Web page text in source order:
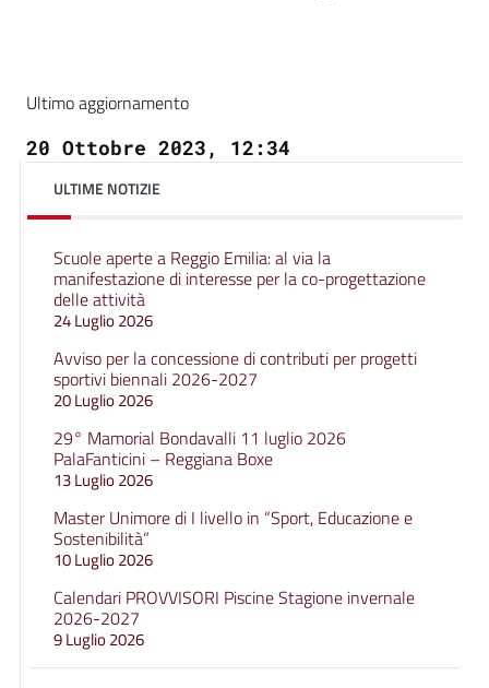
Ultimo aggiornamento
20 Ottobre 2023, 12:34
ULTIME NOTIZIE
Scuole aperte a Reggio Emilia: al via la
manifestazione di interesse per la co-progettazione
delle attività
24 Luglio 2026
Avviso per la concessione di contributi per progetti
sportivi biennali 2026-2027
20 Luglio 2026
29° Mamorial Bondavalli 11 luglio 2026
PalaFanticini – Reggiana Boxe
13 Luglio 2026
Master Unimore di I livello in “Sport, Educazione e
Sostenibilità”
10 Luglio 2026
Calendari PROVVISORI Piscine Stagione invernale
2026-2027
9 Luglio 2026